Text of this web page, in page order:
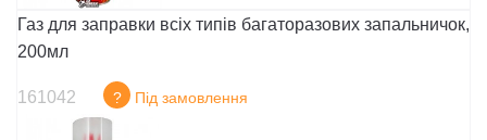
Газ для заправки всіх типів багаторазових запальничок,
200мл
161042 ? Під замовлення